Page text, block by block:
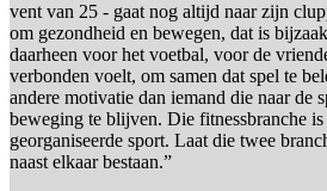
vent van 25 - gaat nog altijd naar zijn
om gezondheid en bewegen, dat is
daarheen voor het voetbal, voor de
verbonden voelt, om samen dat spel te
andere motivatie dan iemand die naar de
beweging te blijven. Die fitnessbranche is
georganiseerde sport. Laat die twee
naast elkaar bestaan.”